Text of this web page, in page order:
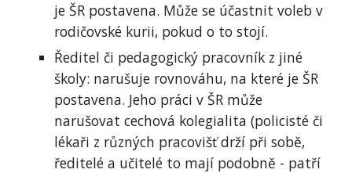
je ŠR postavena. Může se účastnit voleb v
rodičovské kurii, pokud o to stojí.
Ředitel či pedagogický pracovník z jiné
školy: narušuje rovnováhu, na které je ŠR
postavena. Jeho práci v ŠR může
narušovat cechová kolegialita (policisté či
lékaři z různých pracovišť drží při sobě,
ředitelé a učitelé to mají podobně - patří